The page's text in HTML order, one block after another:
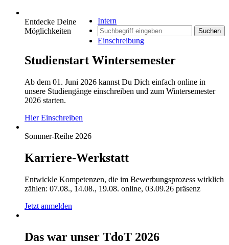
Intern
Suchen
Einschreibung
Entdecke Deine
Möglichkeiten
Studienstart Wintersemester
Ab dem 01. Juni 2026 kannst Du Dich einfach online in
unsere Studiengänge einschreiben und zum Wintersemester
2026 starten.
Hier Einschreiben
Sommer-Reihe 2026
Karriere-Werkstatt
Entwickle Kompetenzen, die im Bewerbungsprozess wirklich
zählen: 07.08., 14.08., 19.08. online, 03.09.26 präsenz
Jetzt anmelden
Das war unser TdoT 2026